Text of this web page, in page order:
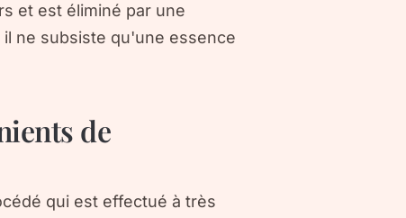
et est éliminé par une
ne subsiste qu'une essence
de
qui est effectué à très